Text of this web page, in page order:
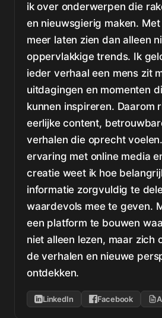
ik over onderwerpen die
en nieuwsgierig maken.
meer laten zien dan alleen
oppervlakkige trends. Ik
ieder verhaal een mens zit
uitdagingen en momenten
kunnen inspireren. Daarom
eerlijke content,
verhalen die oprecht
ervaring met online media
creatie weet ik hoe
informatie zorgvuldig te
waardevols mee te geven.
een platform te bouwen
niet alleen lezen, maar zich
de verhalen en nieuwe
ontdekken.
LinkedIn Facebook